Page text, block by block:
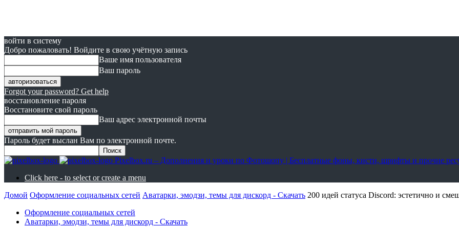
войти в систему
Добро пожаловать! Войдите в свою учётную запись
Ваше имя пользователя
Ваш пароль
Forgot your password? Get help
восстановление пароля
Восстановите свой пароль
Ваш адрес электронной почты
Пароль будет выслан Вам по электронной почте.
Pixelbox.ru – Дополнения и уроки по Фотошопу | Бесплатные фоны, кисти, шрифты и прочие
Click here - to select or create a menu
Домой Оформление социальных сетей Аватарки, эмодзи, темы для дискорд - Скачать 200 идей статуса Discord: эстетично и
Оформление социальных сетей
Аватарки, эмодзи, темы для дискорд - Скачать